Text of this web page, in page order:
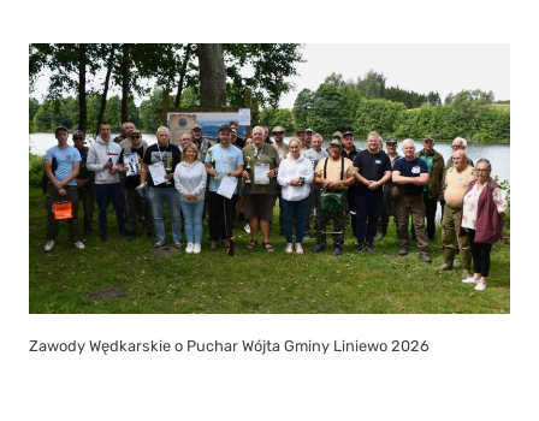
Zawody Wędkarskie o Puchar Wójta Gminy Liniewo 2026